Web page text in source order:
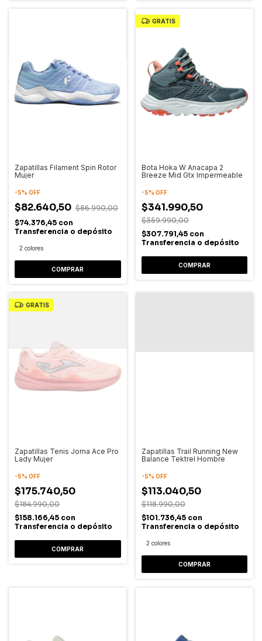
Zapatillas Filament Spin Rotor
Mujer
-5% OFF
$82.640,50 $86.990,00
$74.376,45 con
Transferencia o depósito
2 colores
COMPRAR
GRATIS
Bota Hoka W Anacapa 2
Breeze Mid Gtx Impermeable
-5% OFF
$341.990,50
$359.990,00
$307.791,45 con
Transferencia o depósito
COMPRAR
GRATIS
Zapatillas Tenis Joma Ace Pro
Lady Mujer
-5% OFF
$175.740,50
$184.990,00
$158.166,45 con
Transferencia o depósito
COMPRAR
Zapatillas Trail Running New
Balance Tektrel Hombre
-5% OFF
$113.040,50
$118.990,00
$101.736,45 con
Transferencia o depósito
2 colores
COMPRAR